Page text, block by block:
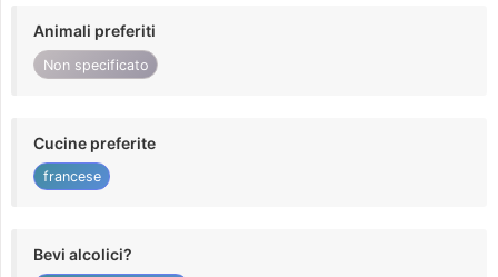
Animali preferiti
Non specificato
Cucine preferite
francese
Bevi alcolici?